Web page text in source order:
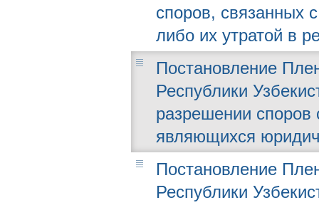
споров, связанных
либо их утратой в
Постановление
Республики
разрешении споров
являющихся
Постановление
Республики